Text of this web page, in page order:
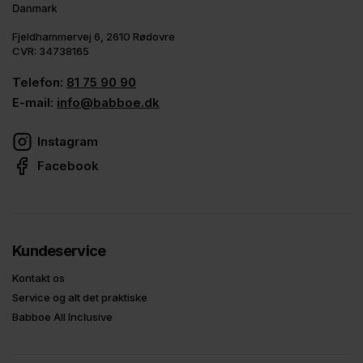
Fjeldhammervej 6, 2610 Rødovre
CVR: 34738165
Telefon: 81 75 90 90
E-mail: info@babboe.dk
Instagram
Facebook
Kundeservice
Kontakt os
Service og alt det praktiske
Babboe All Inclusive